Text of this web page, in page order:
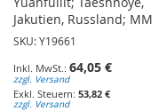
Jakutien, Russland; MM
SKU: Y19661
64,05 €
zzgl. Versand
53,82 €
zzgl. Versand